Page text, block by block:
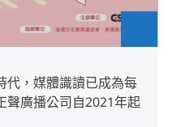
代，媒體識讀已成為每
聲廣播公司自2021年起